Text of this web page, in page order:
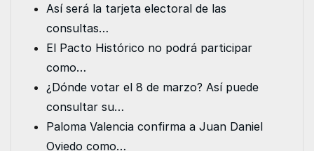
o
o
k
t
e
d
n
p
n
e
Así será la tarjeta electoral de las
consultas…
El Pacto Histórico no podrá participar
como…
¿Dónde votar el 8 de marzo? Así puede
consultar su…
Paloma Valencia confirma a Juan Daniel
Oviedo como…